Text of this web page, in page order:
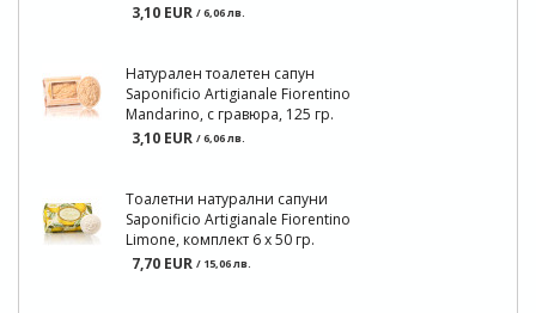
3,10 EUR / 6,06 лв.
Натурален тоалетен сапун
Saponificio Artigianale Fiorentino
Mandarino, с гравюра, 125 гр.
3,10 EUR / 6,06 лв.
Тоалетни натурални сапуни
Saponificio Artigianale Fiorentino
Limone, комплект 6 x 50 гр.
7,70 EUR / 15,06 лв.